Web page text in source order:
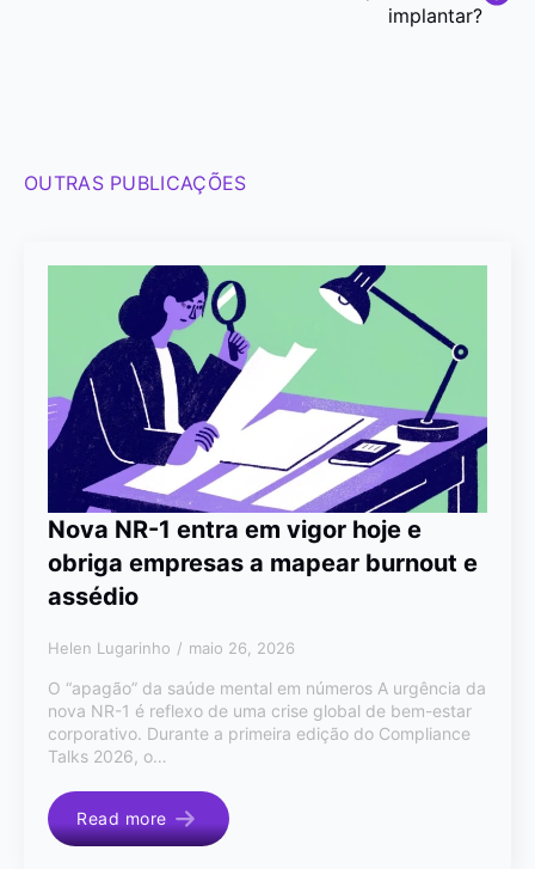
implantar?
OUTRAS PUBLICAÇÕES
Nova NR-1 entra em vigor hoje e
obriga empresas a mapear burnout e
assédio
Helen Lugarinho maio 26, 2026
O “apagão” da saúde mental em números A urgência da
nova NR-1 é reflexo de uma crise global de bem-estar
corporativo. Durante a primeira edição do Compliance
Talks 2026, o…
Read more